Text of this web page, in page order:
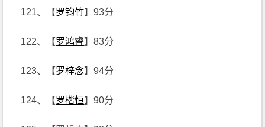
121、【罗钧竹】93分
122、【罗鸿睿】83分
123、【罗梓念】94分
124、【罗楷恒】90分